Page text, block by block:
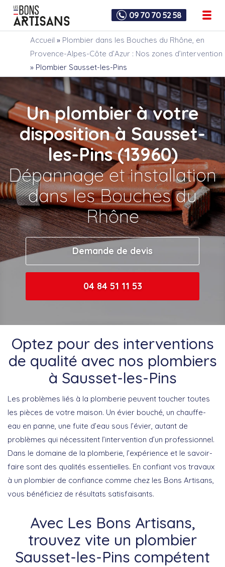
09 70 70 52 58
Accueil » Plombier dans les Bouches du Rhône, en
Provence-Alpes-Côte d’Azur : Nos zones d’intervention
» Plombier Sausset-les-Pins
Un plombier à votre
disposition à Sausset-
les-Pins (13960)
Dépannage et installation
dans les Bouches du
Rhône
Demande de devis
04 84 51 11 53
Optez pour des interventions
de qualité avec nos plombiers
à Sausset-les-Pins
Les problèmes liés à la plomberie peuvent toucher toutes
les pièces de votre maison. Un évier bouché, un chauffe-
eau en panne, une fuite d’eau sous l’évier, autant de
problèmes qui nécessitent l’intervention d’un professionnel.
Dans le domaine de la plomberie, l’expérience et le savoir-
faire sont des qualités essentielles. En confiant vos travaux
à un plombier de confiance comme chez les Bons Artisans,
vous bénéficiez de résultats satisfaisants.
Avec Les Bons Artisans,
trouvez vite un plombier
Sausset-les-Pins compétent